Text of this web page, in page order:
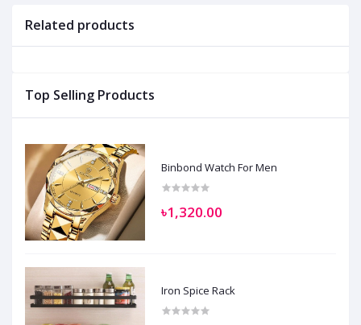
Top Selling Products
Binbond Watch For Men
৳1,320.00
Iron Spice Rack
Related products